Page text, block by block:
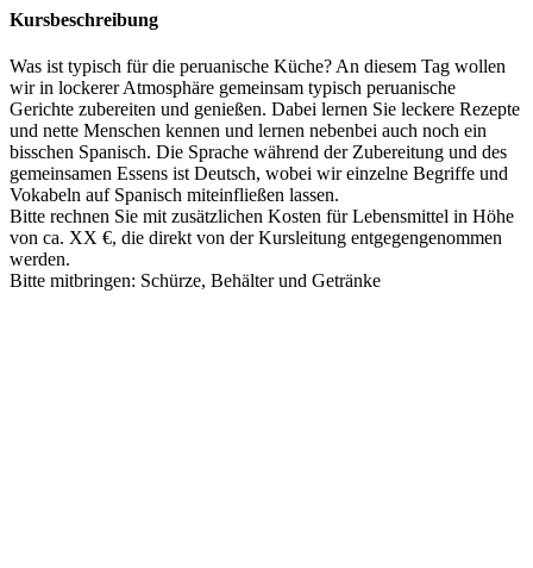
Kursbeschreibung
Was ist typisch für die peruanische Küche? An diesem Tag wollen
wir in lockerer Atmosphäre gemeinsam typisch peruanische
Gerichte zubereiten und genießen. Dabei lernen Sie leckere Rezepte
und nette Menschen kennen und lernen nebenbei auch noch ein
bisschen Spanisch. Die Sprache während der Zubereitung und des
gemeinsamen Essens ist Deutsch, wobei wir einzelne Begriffe und
Vokabeln auf Spanisch miteinfließen lassen.
Bitte rechnen Sie mit zusätzlichen Kosten für Lebensmittel in Höhe
von ca. XX €, die direkt von der Kursleitung entgegengenommen
werden.
Bitte mitbringen: Schürze, Behälter und Getränke